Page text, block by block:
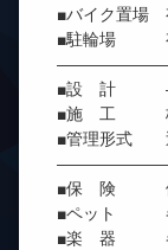
■バイク置場
■駐輪場
■設 計
■施 工 株式
■管理形式
■保 険 借家
■ペット 各
■楽 器 各